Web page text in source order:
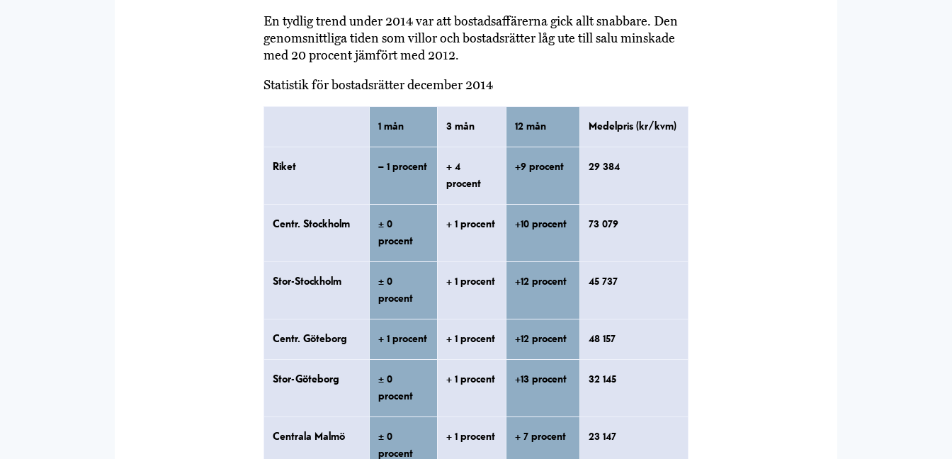
En tydlig trend under 2014 var att bostadsaffärerna gick allt snabbare. Den
genomsnittliga tiden som villor och bostadsrätter låg ute till salu minskade
med 20 procent jämfört med 2012.
Statistik för bostadsrätter december 2014
1 mån 3 mån 12 mån Medelpris (kr/kvm)
Riket – 1 procent
+ 4
procent
+9 procent 29 384
Centr. Stockholm
± 0
procent
+ 1 procent +10 procent 73 079
Stor-Stockholm
± 0
procent
+ 1 procent +12 procent 45 737
Centr. Göteborg + 1 procent + 1 procent +12 procent 48 157
Stor-Göteborg
± 0
procent
+ 1 procent +13 procent 32 145
Centrala Malmö
± 0
procent
+ 1 procent + 7 procent 23 147